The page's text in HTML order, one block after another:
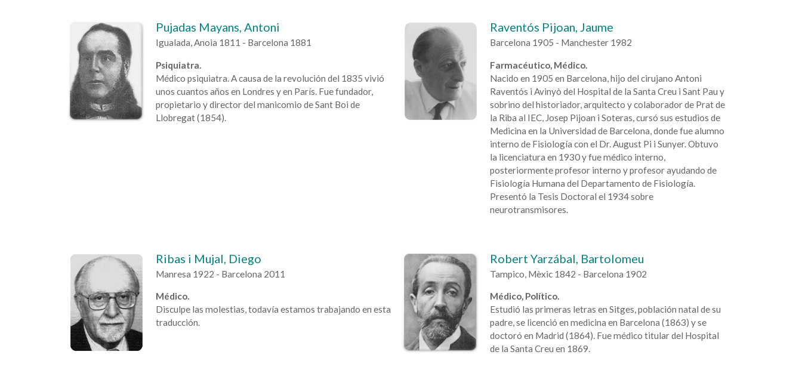
Pujadas Mayans, Antoni
Igualada, Anoia 1811 - Barcelona 1881
Psiquiatra.
Médico psiquiatra. A causa de la revolución del 1835 vivió
unos cuantos años en Londres y en París. Fue fundador,
propietario y director del manicomio de Sant Boi de
Llobregat (1854).
Raventós Pijoan, Jaume
Barcelona 1905 - Manchester 1982
Farmacéutico, Médico.
Nacido en 1905 en Barcelona, hijo del cirujano Antoni
Raventós i Avinyò del Hospital de la Santa Creu i Sant Pau y
sobrino del historiador, arquitecto y colaborador de Prat de
la Riba al IEC, Josep Pijoan i Soteras, cursó sus estudios de
Medicina en la Universidad de Barcelona, donde fue alumno
interno de Fisiología con el Dr. August Pi i Sunyer. Obtuvo
la licenciatura en 1930 y fue médico interno,
posteriormente profesor interno y profesor ayudando de
Fisiología Humana del Departamento de Fisiología.
Presentó la Tesis Doctoral el 1934 sobre
neurotransmisores.
Ribas i Mujal, Diego
Manresa 1922 - Barcelona 2011
Médico.
Disculpe las molestias, todavía estamos trabajando en esta
traducción.
Robert Yarzábal, Bartolomeu
Tampico, Mèxic 1842 - Barcelona 1902
Médico, Político.
Estudió las primeras letras en Sitges, población natal de su
padre, se licenció en medicina en Barcelona (1863) y se
doctoró en Madrid (1864). Fue médico titular del Hospital
de la Santa Creu en 1869.